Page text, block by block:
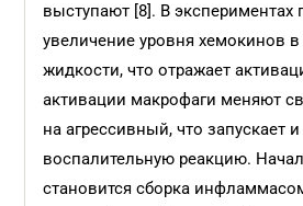
выступают [8]. В экспериментах
увеличение уровня хемокинов
жидкости, что отражает
активации макрофаги меняют
на агрессивный, что запускает
воспалительную реакцию.
становится сборка